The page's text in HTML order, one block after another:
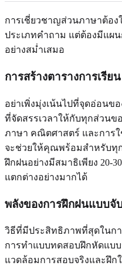
การเชี่ยวชาญส่วนภาษาต้อง
ประเภทคำถาม แต่ต้องมีแผ
อย่างสม่ำเสมอ
การสร้างตารางการเรีย
อย่าเพิ่งมุ่งเน้นไปที่จุดอ่อนข
ที่จัดสรรเวลาให้กับทุกส่วนข
ภาษา คณิตศาสตร์ และการ
จะช่วยให้คุณพร้อมสำหรับทุ
ฝึกฝนอย่างมีสมาธิเพียง 20-
แตกต่างอย่างมากได้
พลังของการฝึกฝนแบบจั
วิธีที่มีประสิทธิภาพที่สุดในกา
การทำแบบทดสอบฝึกหัดแบบ
แวดล้อมการสอบจริงและฝึก